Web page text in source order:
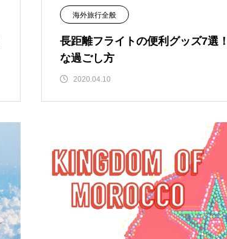
海外旅行全般
長距離フライトの便利グッズ7選
な過ごし方
2020.04.10